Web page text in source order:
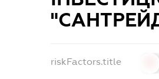
riskFactors.title